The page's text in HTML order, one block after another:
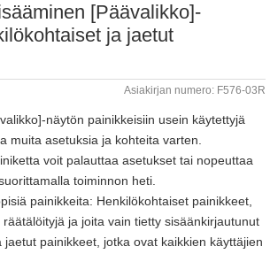
[Päävalikko]-
ja jaetut
Asiakirjan numero: F576-03R
näytön painikkeisiin usein käytettyjä
muita asetuksia ja kohteita varten.
voit palauttaa asetukset tai nopeuttaa
toiminnon heti.
painikkeita: Henkilökohtaiset painikkeet,
ja joita vain tietty sisäänkirjautunut
jaetut painikkeet, jotka ovat kaikkien käyttäjien